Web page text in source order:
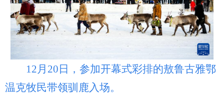
12月20日，参加开幕式彩排的敖鲁古雅鄂
温克牧民带领驯鹿入场。